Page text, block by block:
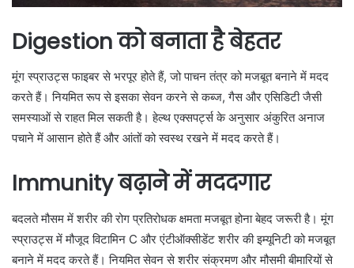
Digestion को बनाता है बेहतर
मूंग स्प्राउट्स फाइबर से भरपूर होते हैं, जो पाचन तंत्र को मजबूत बनाने में मदद
करते हैं। नियमित रूप से इसका सेवन करने से कब्ज, गैस और एसिडिटी जैसी
समस्याओं से राहत मिल सकती है। हेल्थ एक्सपर्ट्स के अनुसार अंकुरित अनाज
पचाने में आसान होते हैं और आंतों को स्वस्थ रखने में मदद करते हैं।
Immunity बढ़ाने में मददगार
बदलते मौसम में शरीर की रोग प्रतिरोधक क्षमता मजबूत होना बेहद जरूरी है। मूंग
स्प्राउट्स में मौजूद विटामिन C और एंटीऑक्सीडेंट शरीर की इम्यूनिटी को मजबूत
बनाने में मदद करते हैं। नियमित सेवन से शरीर संक्रमण और मौसमी बीमारियों से